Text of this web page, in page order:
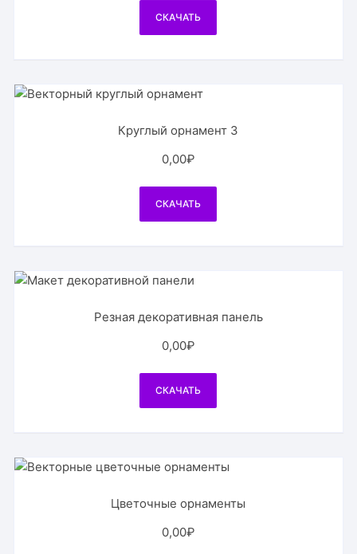
СКАЧАТЬ
Круглый орнамент 3
0,00₽
СКАЧАТЬ
Резная декоративная панель
0,00₽
СКАЧАТЬ
Цветочные орнаменты
0,00₽